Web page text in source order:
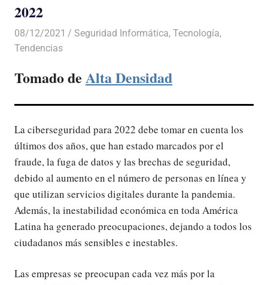
2022
08/12/2021 De todo un Poco
Seguridad Informática,Tecnología,
Tendencias
Tomado de Alta Densidad
La ciberseguridad para 2022 debe tomar en cuenta los
últimos dos años, que han estado marcados por el
fraude, la fuga de datos y las brechas de seguridad,
debido al aumento en el número de personas en línea y
que utilizan servicios digitales durante la pandemia.
Además, la inestabilidad económica en toda América
Latina ha generado preocupaciones, dejando a todos los
ciudadanos más sensibles e inestables.
Las empresas se preocupan cada vez más por la